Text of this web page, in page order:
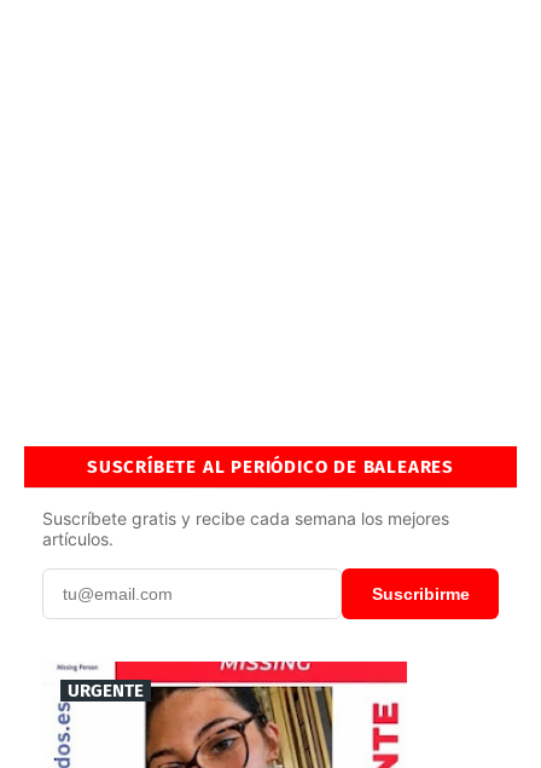
SUSCRÍBETE AL PERIÓDICO DE BALEARES
Suscríbete gratis y recibe cada semana los mejores
artículos.
Suscribirme
URGENTE